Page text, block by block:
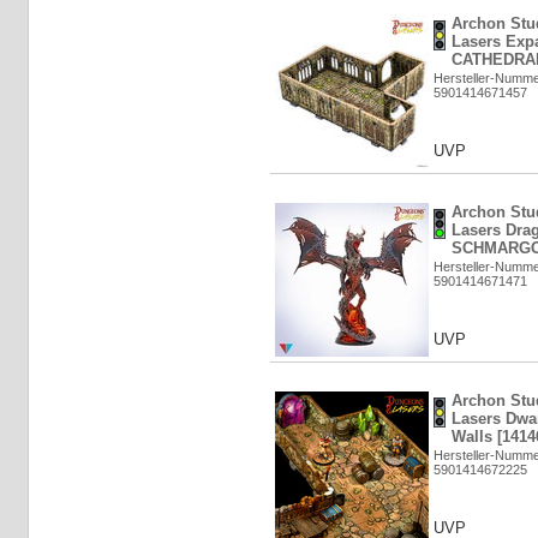
Archon
Lasers
Hersteller-
5901414671457
UVP
Archon
Lasers
Hersteller-
5901414671471
UVP
Archon
Lasers
Walls
Hersteller-
5901414672225
UVP